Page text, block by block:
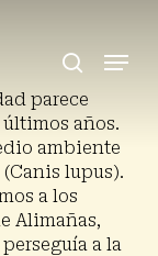
Menu
parece
años.
ambiente
(Canis lupus).
a los
Alimañas,
a la